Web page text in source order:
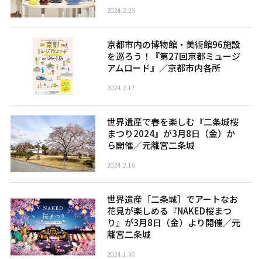
2024.2.23
京都市内の博物館・美術館96施設
を巡ろう！『第27回京都ミュージ
アムロード』／京都市内各所
2024.2.17
世界遺産で春を楽しむ『二条城桜
まつり2024』が3月8日（金）か
ら開催／元離宮二条城
2024.2.16
世界遺産［二条城］でアートなお
花見が楽しめる『NAKED桜まつ
り』が3月8日（金）より開催／元
離宮二条城
2024.1.30